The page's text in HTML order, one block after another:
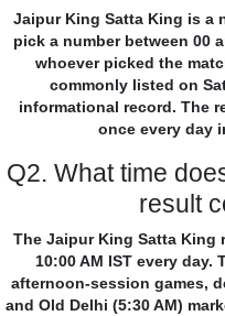
Jaipur King Satta King is a
pick a number between 00
whoever picked the
commonly listed on
informational record. The
once every day
Q2. What time
result
The Jaipur King Satta King
10:00 AM IST every
afternoon-session games,
and Old Delhi (5:30 AM)